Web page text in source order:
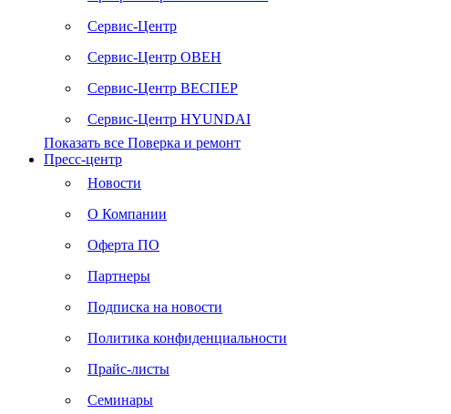
Сервис-Центр
Сервис-Центр ОВЕН
Сервис-Центр ВЕСПЕР
Сервис-Центр HYUNDAI
Показать все Поверка и ремонт
Пресс-центр
Новости
О Компании
Оферта ПО
Партнеры
Подписка на новости
Политика конфиденциальности
Прайс-листы
Семинары